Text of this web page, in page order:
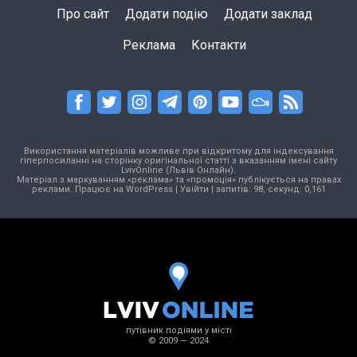
Про сайт Додати подію Додати заклад
Реклама Контакти
Використання матеріалів можливе при відкритому для індексування
гіперпосиланні на сторінку оригінальної статті з вказанням імені сайту
LvivOnline (Львів Онлайн).
Матеріал з маркуванням «реклама» та «промоція» публікується на правах
реклами. Працює на WordPress| Увійти | запитів: 98, секунд: 0,161
путівник подіями у місті
© 2009 — 2024